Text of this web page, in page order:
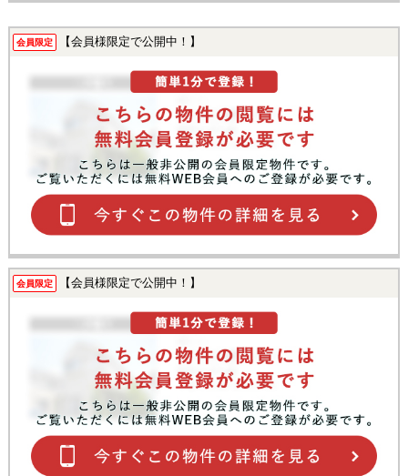
会員限定 【会員様限定で公開中！】
会員限定 【会員様限定で公開中！】